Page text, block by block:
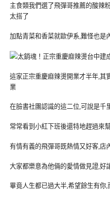
主食類我們選了飛彈哥推薦的酸辣
太搭了
加點青菜和香菜就歐伊系,難怪也是
這家正宗重慶麻辣燙開業才半年,其
業
在臉書社團認識的這二位,可說是千
常常看到小紅下班後還特地趕過來
有情有義的飛彈哥既熱情又好客,店
大家都樂意為他倆的愛情做見證,好
畢竟人生都已過大半,希望餘生有你,